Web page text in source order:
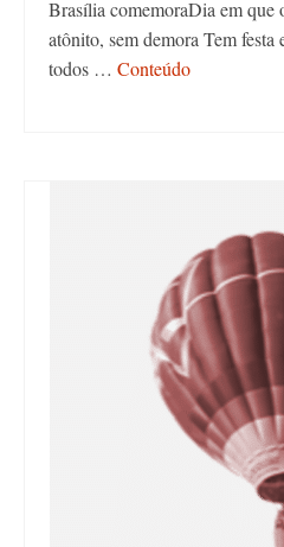
Brasília comemoraDia em que
atônito, sem demora Tem
todos … Conteúdo